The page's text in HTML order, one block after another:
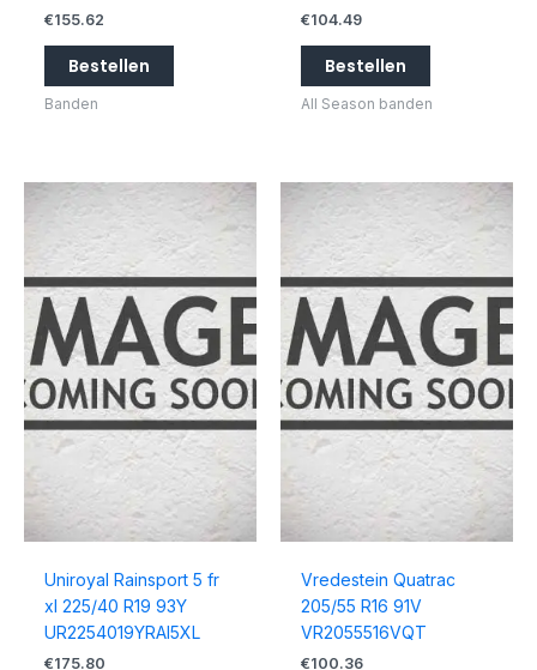
€155.62
Bestellen
Banden
€104.49
Bestellen
All Season banden
Uniroyal Rainsport 5 fr
xl 225/40 R19 93Y
UR2254019YRAI5XL
€175.80
Vredestein Quatrac
205/55 R16 91V
VR2055516VQT
€100.36